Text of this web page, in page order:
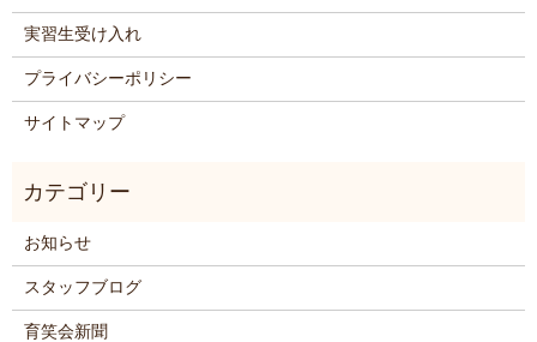
実習生受け入れ
プライバシーポリシー
サイトマップ
お知らせ
スタッフブログ
育笑会新聞